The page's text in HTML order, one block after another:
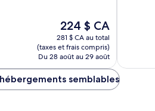
Le
prix
est
de
224 $ CA
224 $ CA
281 $ CA au total
(taxes et frais compris)
Du 28 août au 29 août
semblables